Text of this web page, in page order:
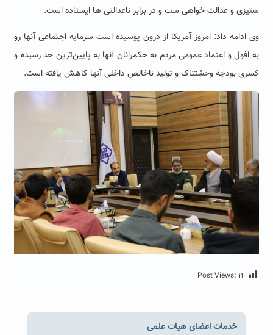
ستیزی و عدالت خواهی ست و در برابر ناعدالتی ها ایستاده‌ است.
وی ادامه داد: امروز آمریکا از درون پوسیده است سرمایه اجتماعی آنها رو
به افول و اعتماد عمومی مردم به حکمرانان آنها به پایین‌ترین حد رسیده و
کسری بودجه وحشتناک و تولید ناخالص داخلی آنها کاهش یافته است.
Post Views: ۱۴
خدمات اعضای هیات علمی